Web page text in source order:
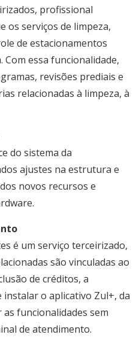
profissional
os serviços de limpeza,
de estacionamentos
essa funcionalidade,
revisões prediais e
relacionadas à limpeza, à
do sistema da
ajustes na estrutura e
novos recursos e
é um serviço terceirizado,
são vinculadas ao
de créditos, a
instalar o aplicativo Zul+, da
as funcionalidades sem
de atendimento.